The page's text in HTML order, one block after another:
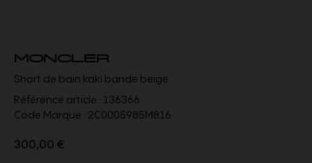
MONCLER
Short de bain kaki bande beige
Référence article : 136366
Code Marque : 2C0005985M816
300,00 €